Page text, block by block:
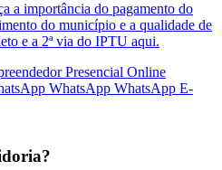
a importância do pagamento do
do município e a qualidade de
e a 2ª via do IPTU aqui.
Presencial Online
WhatsApp WhatsApp E-